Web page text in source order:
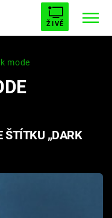
ŽIVĚ
UPÍRŮ
5
mode
ŠTÍTKU „DARK